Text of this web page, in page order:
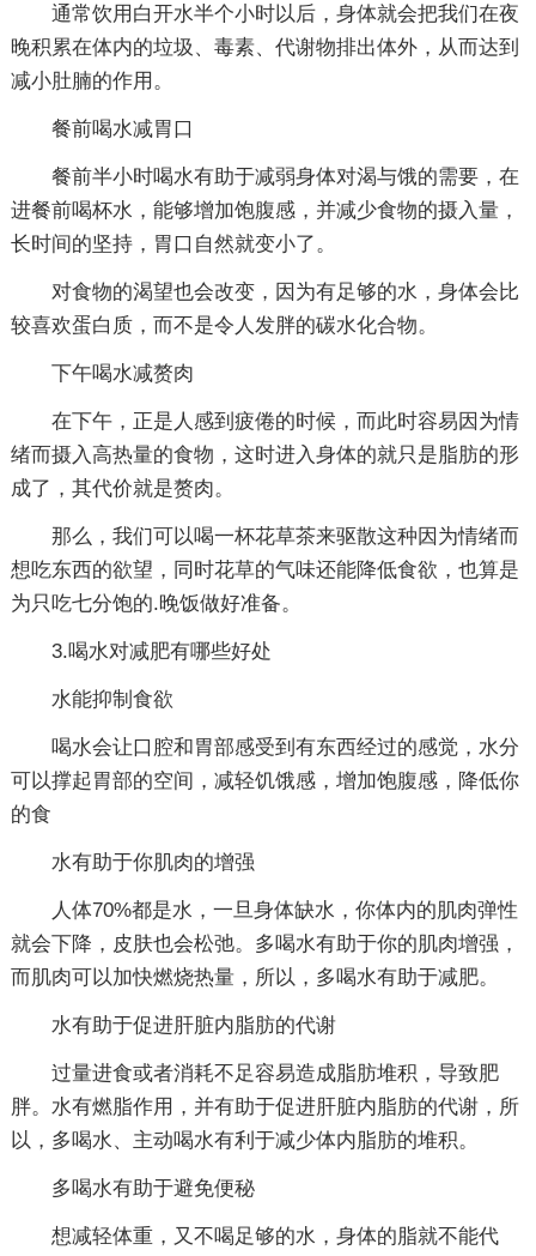
通常饮用白开水半个小时以后，身体就会把我们在夜
晚积累在体内的垃圾、毒素、代谢物排出体外，从而达到
减小肚腩的作用。
餐前喝水减胃口
餐前半小时喝水有助于减弱身体对渴与饿的需要，在
进餐前喝杯水，能够增加饱腹感，并减少食物的摄入量，
长时间的坚持，胃口自然就变小了。
对食物的渴望也会改变，因为有足够的水，身体会比
较喜欢蛋白质，而不是令人发胖的碳水化合物。
下午喝水减赘肉
在下午，正是人感到疲倦的时候，而此时容易因为情
绪而摄入高热量的食物，这时进入身体的就只是脂肪的形
成了，其代价就是赘肉。
那么，我们可以喝一杯花草茶来驱散这种因为情绪而
想吃东西的欲望，同时花草的气味还能降低食欲，也算是
为只吃七分饱的.晚饭做好准备。
3.喝水对减肥有哪些好处
水能抑制食欲
喝水会让口腔和胃部感受到有东西经过的感觉，水分
可以撑起胃部的空间，减轻饥饿感，增加饱腹感，降低你
的食
水有助于你肌肉的增强
人体70%都是水，一旦身体缺水，你体内的肌肉弹性
就会下降，皮肤也会松弛。多喝水有助于你的肌肉增强，
而肌肉可以加快燃烧热量，所以，多喝水有助于减肥。
水有助于促进肝脏内脂肪的代谢
过量进食或者消耗不足容易造成脂肪堆积，导致肥
胖。水有燃脂作用，并有助于促进肝脏内脂肪的代谢，所
以，多喝水、主动喝水有利于减少体内脂肪的堆积。
多喝水有助于避免便秘
想减轻体重，又不喝足够的水，身体的脂就不能代